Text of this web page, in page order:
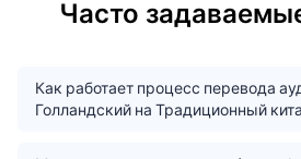
Часто
Как работает процесс перевода
Голландский на Традиционный